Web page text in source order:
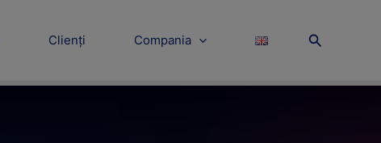
Clienți Compania Search